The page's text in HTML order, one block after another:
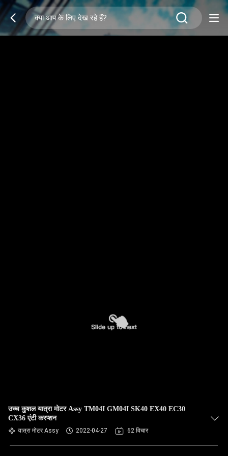
उच्च कुशल यात्रा मोटर Assy TM04I GM04I SK40 EX40 EC30
CX36 एंटी करप्शन
यात्रा मोटर Assy 2022-04-27 62 विचार